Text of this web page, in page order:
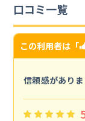
口コミ一覧
この利用者は「
信頼感があり